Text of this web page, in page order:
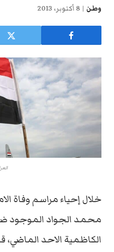
وطن 8 أكتوبر، 2013
خلال إحياء مراسم وفاة
محمد الجواد الموجود
الكاظمية الاحد